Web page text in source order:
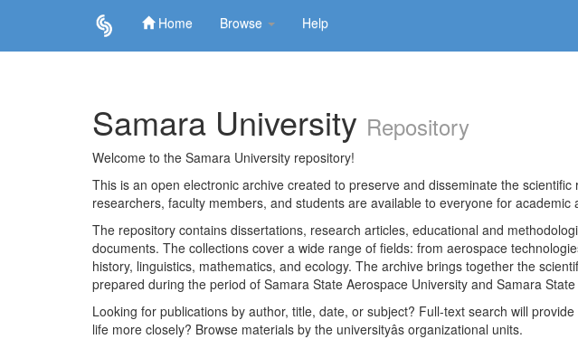
Home Browse Help
Samara University Repository
Welcome to the Samara University repository!
This is an open electronic archive created to preserve and disseminate the
researchers, faculty members, and students are available to everyone for academic
The repository contains dissertations, research articles, educational and
documents. The collections cover a wide range of fields: from aerospace
history, linguistics, mathematics, and ecology. The archive brings together the
prepared during the period of Samara State Aerospace University and Samara State
Looking for publications by author, title, date, or subject? Full-text search will
life more closely? Browse materials by the universityâs organizational units.